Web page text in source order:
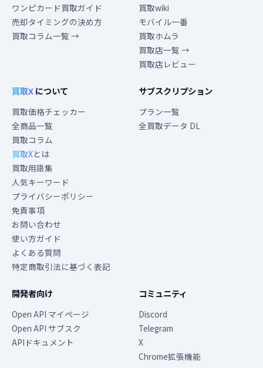
ワンピカード買取ガイド
売却タイミングの決め方
買取コラム一覧 →
買取wiki
モバイル一番
買取ホムラ
買取店一覧 →
買取店レビュー
買取Xについて
買取価格チェッカー
全商品一覧
買取コラム
買取Xとは
買取用語集
人気キーワード
プライバシーポリシー
免責事項
お問い合わせ
使い方ガイド
よくある質問
特定商取引法に基づく表記
サブスクリプション
プラン一覧
全買取データ DL
開発者向け
Open API マイページ
Open API サブスク
APIドキュメント
コミュニティ
Discord
Telegram
X
Chrome拡張機能